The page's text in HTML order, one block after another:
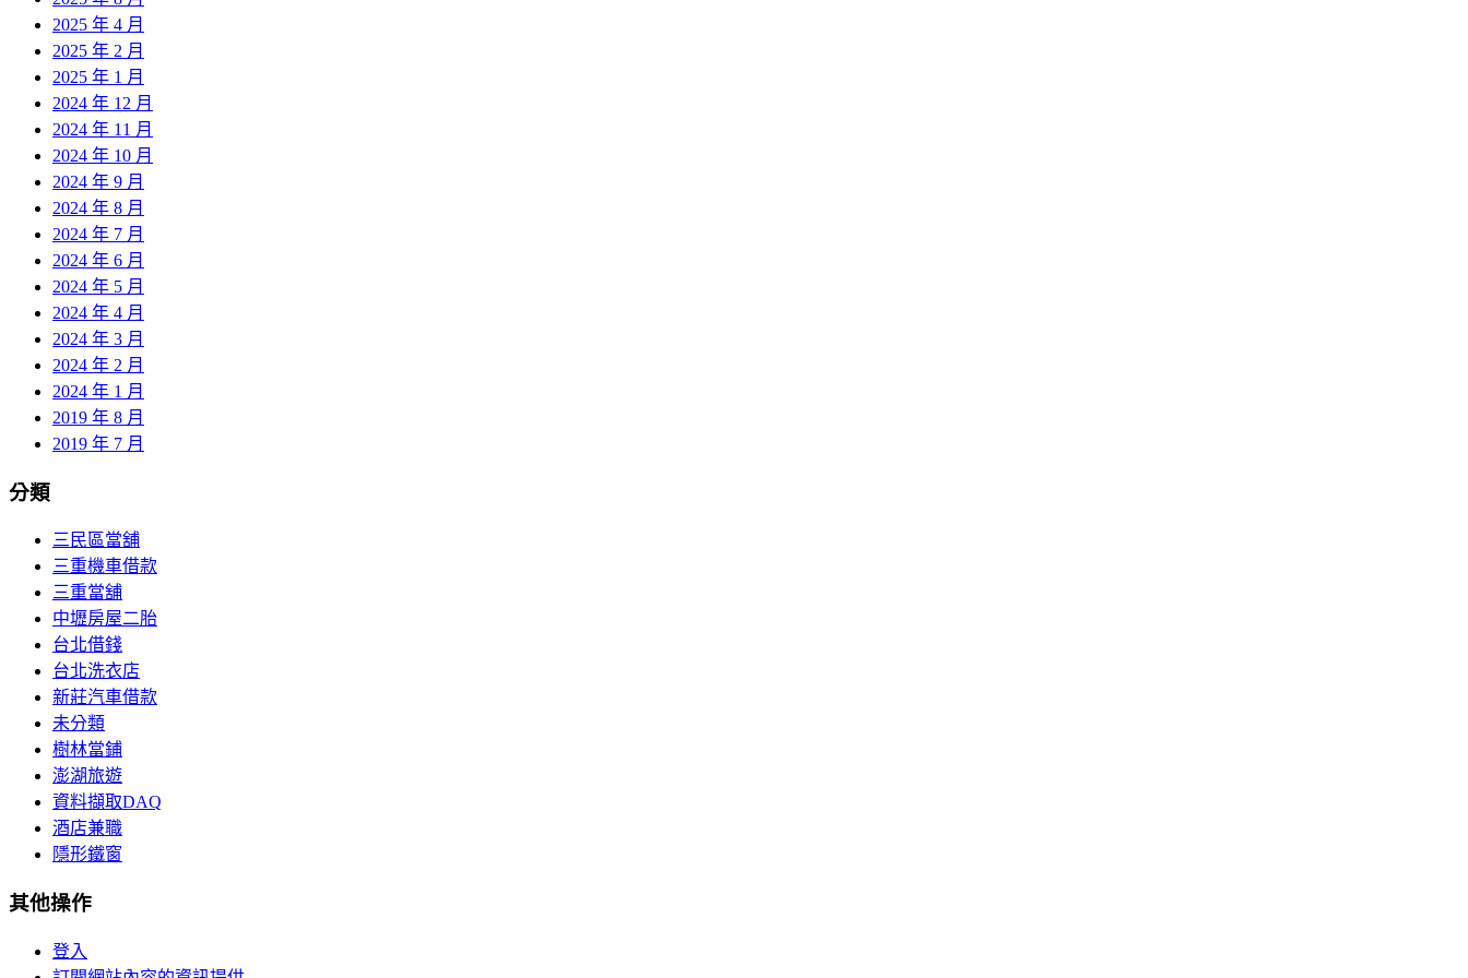
2025 年 4 月
2025 年 2 月
2025 年 1 月
2024 年 12 月
2024 年 11 月
2024 年 10 月
2024 年 9 月
2024 年 8 月
2024 年 7 月
2024 年 6 月
2024 年 5 月
2024 年 4 月
2024 年 3 月
2024 年 2 月
2024 年 1 月
2019 年 8 月
2019 年 7 月
分類
三民區當舖
三重機車借款
三重當舖
中壢房屋二胎
台北借錢
台北洗衣店
新莊汽車借款
未分類
樹林當鋪
澎湖旅遊
資料擷取DAQ
酒店兼職
隱形鐵窗
其他操作
登入